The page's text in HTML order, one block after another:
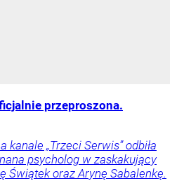
przeproszona.
kanale „Trzeci Serwis” odbiła
psycholog w zaskakujący
Świątek oraz Arynę Sabalenkę.